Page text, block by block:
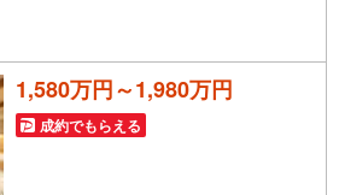
1,580万円～1,980万円
成約でもらえる